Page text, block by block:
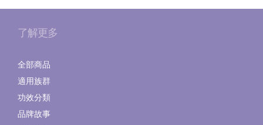
了解更多
全部商品
適用族群
功效分類
品牌故事